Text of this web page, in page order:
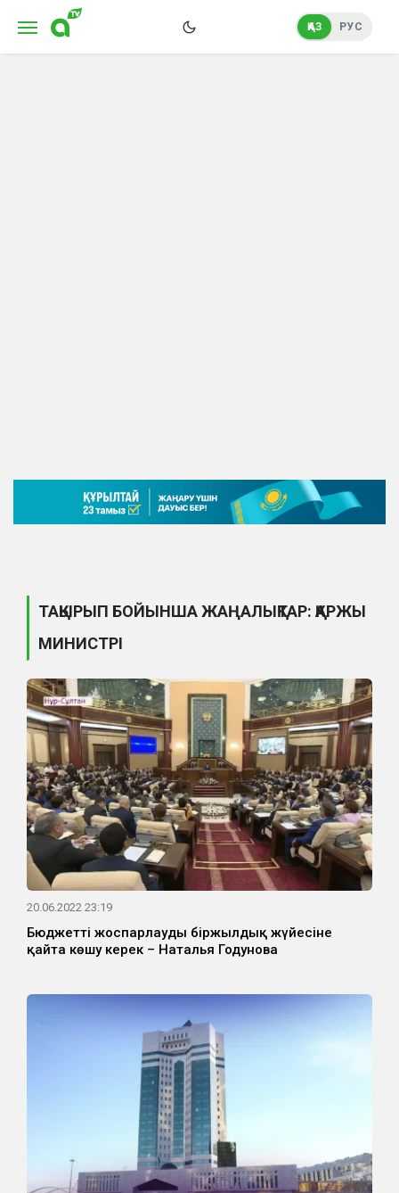
ҚАЗ РУС
ТАҚЫРЫП БОЙЫНША ЖАҢАЛЫҚТАР: ҚАРЖЫ
МИНИСТРІ
20.06.2022 23:19
Бюджетті жоспарлаудың біржылдық жүйесіне
қайта көшу керек – Наталья Годунова